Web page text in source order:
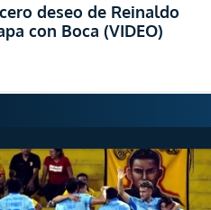
deseo de Reinaldo
con Boca (VIDEO)